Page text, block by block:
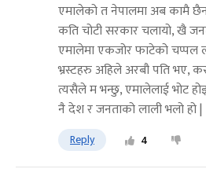
एमालेको त नेपालमा अब कामै
कति चोटी सरकार चलायो, खै
एमालेमा एकजोर फाटेको चप्पल
भ्रस्टहरु अहिले अरबौ पति भए,
त्यसैले म भन्छु, एमालेलाई भोट
नै देश र जनताको लाली भलो हो |
Reply 4